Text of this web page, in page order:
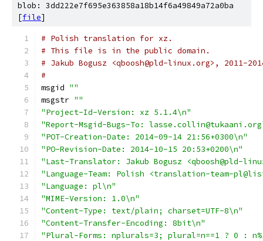
blob: 3dd222e7f695e363858a18b14f6a49849a72a0ba
[file]
# Polish translation for xz.
# This file is in the public domain.
# Jakub Bogusz <qboosh@pld-linux.org>, 2011-
#
msgid ""
msgstr ""
"Project-Id-Version: xz 5.1.4\n"
"Report-Msgid-Bugs-To:
"POT-Creation-Date: 2014-09-14 21:56+0300\n"
"PO-Revision-Date: 2014-10-15 20:53+0200\n"
"Last-Translator: Jakub Bogusz <qboosh@pld-
"Language-Team: Polish <translation-team-
"Language: pl\n"
"MIME-Version: 1.0\n"
"Content-Type: text/plain; charset=UTF-8\n"
"Content-Transfer-Encoding: 8bit\n"
"Plural-Forms: nplurals=3; plural=n==1 ? 0 :